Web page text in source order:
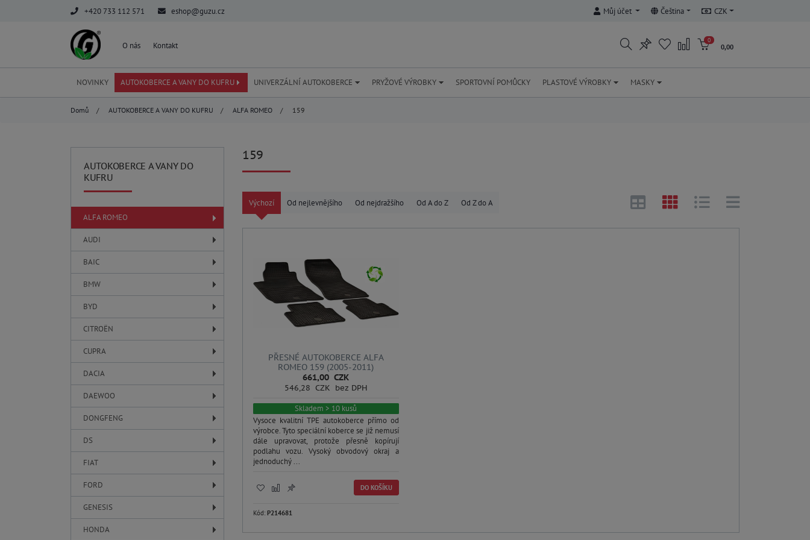
+420 733 112 571 eshop@guzu.cz Můj účet Čeština CZK
O nás Kontakt
0
0,00
NOVINKY AUTOKOBERCE A VANY DO KUFRU UNIVERZÁLNÍ AUTOKOBERCE PRYŽOVÉ VÝROBKY SPORTOVNÍ POMŮCKY PLASTOVÉ VÝROBKY MASKY
Domů / AUTOKOBERCE A VANY DO KUFRU / ALFA ROMEO / 159
AUTOKOBERCE A VANY DO
KUFRU
ALFA ROMEO
AUDI
BAIC
BMW
BYD
CITROËN
CUPRA
DACIA
DAEWOO
DONGFENG
DS
FIAT
FORD
GENESIS
HONDA
159
Výchozí Od nejlevnějšího Od nejdražšího Od A do Z Od Z do A
PŘESNÉ AUTOKOBERCE ALFA
ROMEO 159 (2005-2011)
661,00 CZK
546,28 CZK bez DPH
Skladem > 10 kusů
Vysoce kvalitní TPE autokoberce přímo od
výrobce. Tyto speciální koberce se již nemusí
dále upravovat, protože přesně kopírují
podlahu vozu. Vysoký obvodový okraj a
jednoduchý ...
DO KOŠÍKU
Kód: P214681